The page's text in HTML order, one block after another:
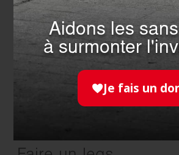
Aidons les
à surmonter
Je fais un